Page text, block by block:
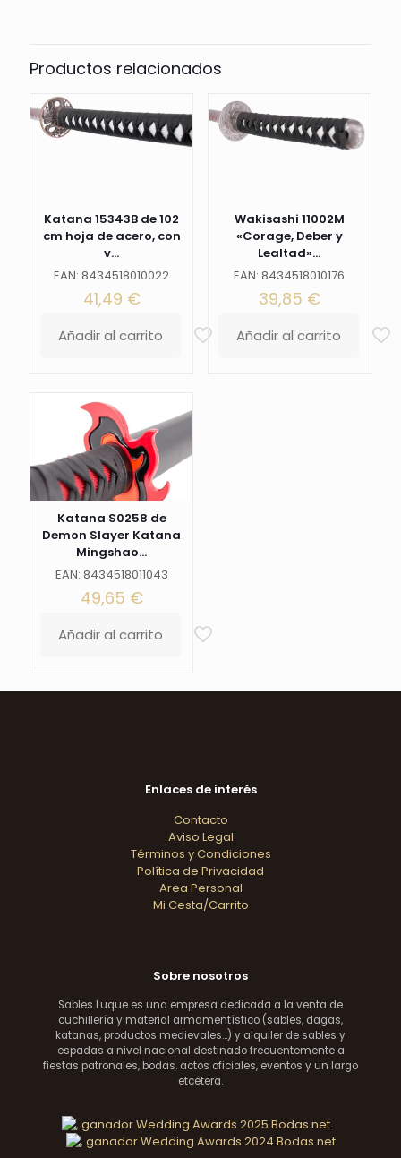
encordado
blanco
imitación
de
color
naranja
caja
forrada
presentación.
S0244H
cantidad
Productos relacionados
Katana 15343B de 102
cm hoja de acero, con
v...
EAN: 8434518010022
41,49 €
Añadir al carrito
Wakisashi 11002M
«Corage, Deber y
Lealtad»...
EAN: 8434518010176
39,85 €
Añadir al carrito
Katana S0258 de
Demon Slayer Katana
Mingshao...
EAN: 8434518011043
49,65 €
Añadir al carrito
Enlaces de interés
Contacto
Aviso Legal
Términos y Condiciones
Política de Privacidad
Area Personal
Mi Cesta/Carrito
Sobre nosotros
Sables Luque es una empresa dedicada a la venta de
cuchillería y material armamentístico (sables, dagas,
katanas, productos medievales...) y alquiler de sables y
espadas a nivel nacional destinado frecuentemente a
fiestas patronales, bodas. actos oficiales, eventos y un largo
etcétera.